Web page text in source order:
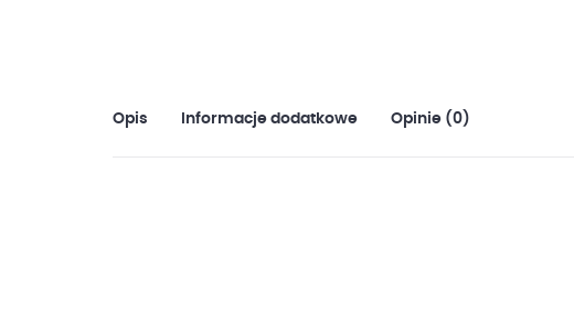
Opis Informacje dodatkowe Opinie (0)